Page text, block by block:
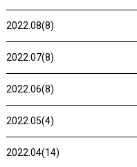
2022.08(8)
2022.07(8)
2022.06(8)
2022.05(4)
2022.04(14)